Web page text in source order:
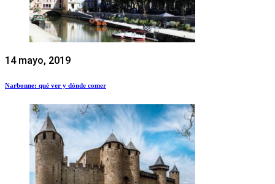
14 mayo, 2019
Narbonne: qué ver y dónde comer